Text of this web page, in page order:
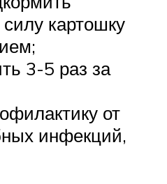
картошку
3-5 раз за
от
инфекций,